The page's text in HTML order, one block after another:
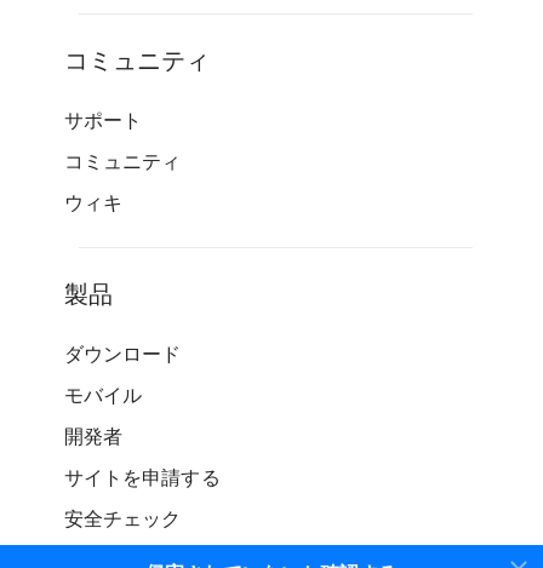
コミュニティ
サポート
コミュニティ
ウィキ
製品
ダウンロード
モバイル
開発者
サイトを申請する
安全チェック